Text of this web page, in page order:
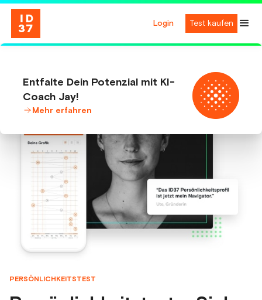
Login Test kaufen
Entfalte Dein Potenzial mit KI-
Coach Jay!
Mehr erfahren
PERSÖNLICHKEITSTEST